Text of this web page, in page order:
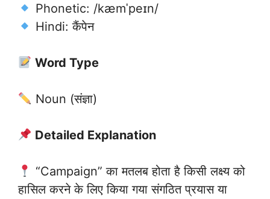
Phonetic: /kæmˈpeɪn/
Hindi: कैंपेन
Word Type
Noun (संज्ञा)
Detailed Explanation
“Campaign” का मतलब होता है किसी लक्ष्य को
हासिल करने के लिए किया गया संगठित प्रयास या